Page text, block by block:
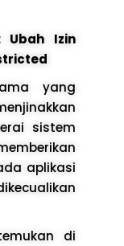
Ubah Izin
yang
sistem
aplikasi
di